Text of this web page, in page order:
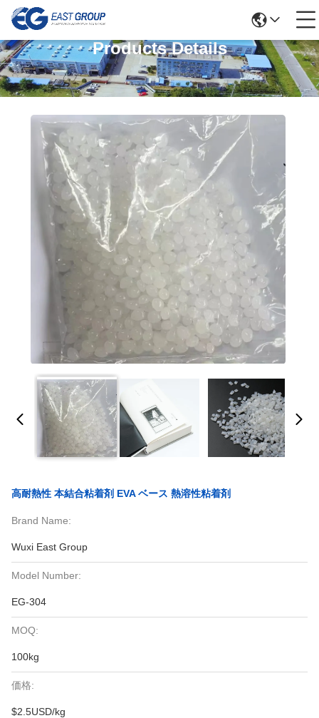
Products Details
高耐熱性 本結合粘着剤 EVA ベース 熱溶性粘着剤
Brand Name:
Wuxi East Group
Model Number:
EG-304
MOQ:
100kg
価格:
$2.5USD/kg